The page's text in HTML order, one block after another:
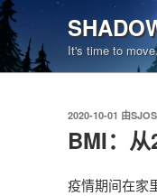
跳
至
内
容
It's time to move.
发
布
于
2020-10-01 由
BMI：
疫情期间在家